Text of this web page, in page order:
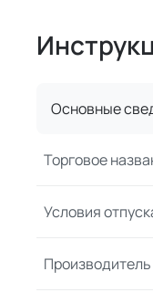
Основные
Торговое
Условия
Производитель